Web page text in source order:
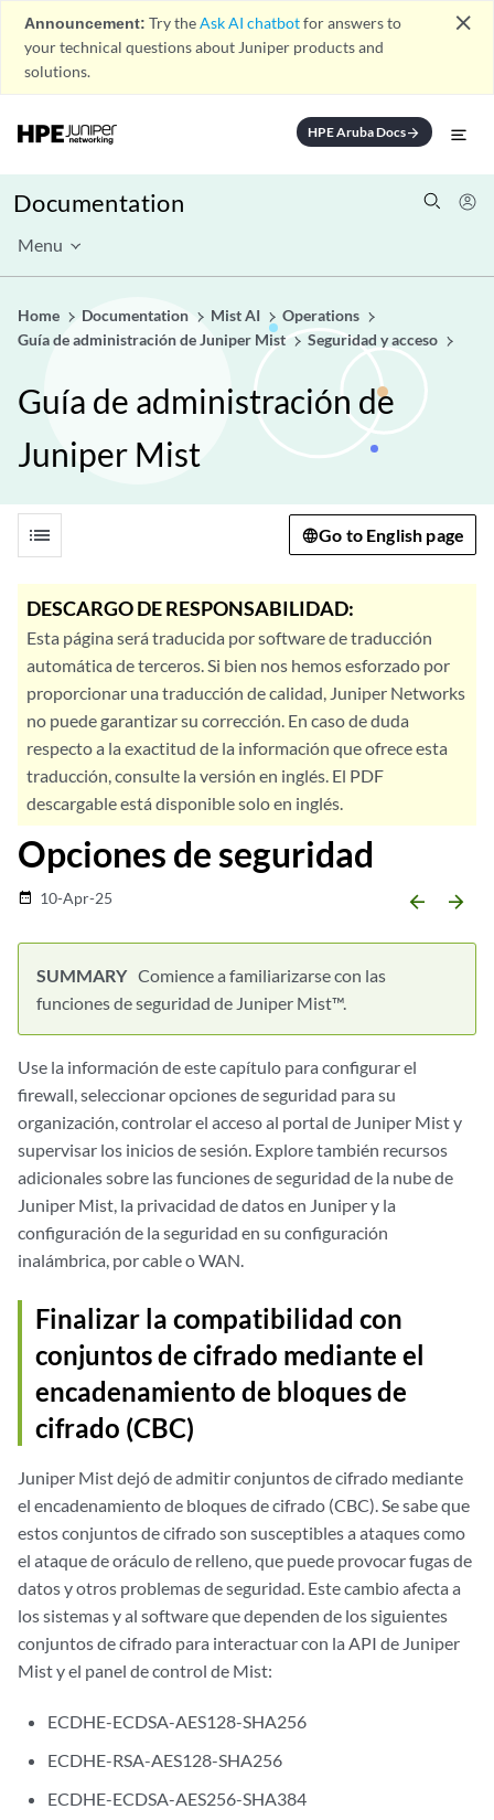
Announcement: Try theAsk AI chatbotfor answers to
your technical questions about Juniper products and
solutions.
close
HPE Aruba Docsarrow_forward
Documentation
Menu
Home Documentation Mist AI
Operations
Guía de administración de Juniper Mist
Seguridad y acceso
Guía de administración de
Juniper Mist
list Go to English page
DESCARGO DE RESPONSABILIDAD:
Esta página será traducida por software de traducción
automática de terceros. Si bien nos hemos esforzado por
proporcionar una traducción de calidad, Juniper Networks
no puede garantizar su corrección. En caso de duda
respecto a la exactitud de la información que ofrece esta
traducción, consulte la versión en inglés. El PDF
descargable está disponible solo en inglés.
Opciones de seguridad
date_range 10-Apr-25 arrow_backward arrow_forward
Comience a familiarizarse con las
funciones de seguridad de Juniper Mist™.
Use la información de este capítulo para configurar el
firewall, seleccionar opciones de seguridad para su
organización, controlar el acceso al portal de Juniper Mist y
supervisar los inicios de sesión. Explore también recursos
adicionales sobre las funciones de seguridad de la nube de
Juniper Mist, la privacidad de datos en Juniper y la
configuración de la seguridad en su configuración
inalámbrica, por cable o WAN.
Finalizar la compatibilidad con
conjuntos de cifrado mediante el
encadenamiento de bloques de
cifrado (CBC)
Juniper Mist dejó de admitir conjuntos de cifrado mediante
el encadenamiento de bloques de cifrado (CBC). Se sabe que
estos conjuntos de cifrado son susceptibles a ataques como
el ataque de oráculo de relleno, que puede provocar fugas de
datos y otros problemas de seguridad. Este cambio afecta a
los sistemas y al software que dependen de los siguientes
conjuntos de cifrado para interactuar con la API de Juniper
Mist y el panel de control de Mist:
ECDHE-ECDSA-AES128-SHA256
ECDHE-RSA-AES128-SHA256
ECDHE-ECDSA-AES256-SHA384